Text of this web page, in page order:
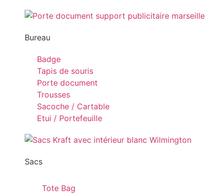
Bureau
Badge
Tapis de souris
Porte document
Trousses
Sacoche / Cartable
Etui / Portefeuille
Sacs
Tote Bag